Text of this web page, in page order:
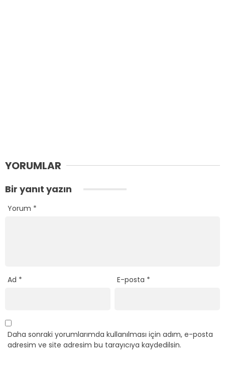
YORUMLAR
Bir yanıt yazın
Yorum *
Ad * E-posta *
Daha sonraki yorumlarımda kullanılması için adım, e-posta
adresim ve site adresim bu tarayıcıya kaydedilsin.